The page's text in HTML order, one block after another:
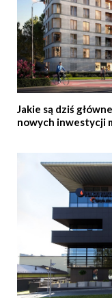
Jakie są dziś
nowych inwestycji